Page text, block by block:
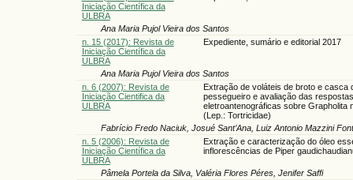
Iniciação Científica da
ULBRA
Ana Maria Pujol Vieira dos Santos
n. 15 (2017): Revista de
Iniciação Científica da
ULBRA
Expediente, sumário e editorial 2017
Ana Maria Pujol Vieira dos Santos
n. 6 (2007): Revista de
Iniciação Cientifica da
ULBRA
Extração de voláteis de broto e casca
pessegueiro e avaliação das respostas
eletroantenográficas sobre Grapholita
(Lep.: Tortricidae)
Fabrício Fredo Naciuk, Josué Sant’Ana, Luiz Antonio Mazzini
n. 5 (2006): Revista de
Iniciação Científica da
ULBRA
Extração e caracterização do óleo
inflorescências de Piper
Pâmela Portela da Silva, Valéria Flores Péres, Jenifer Saffi